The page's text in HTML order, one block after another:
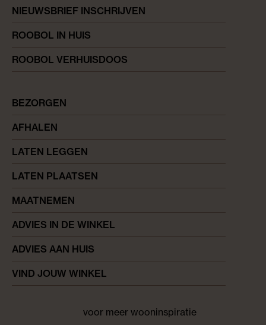
NIEUWSBRIEF INSCHRIJVEN
ROOBOL IN HUIS
ROOBOL VERHUISDOOS
BEZORGEN
AFHALEN
LATEN LEGGEN
LATEN PLAATSEN
MAATNEMEN
ADVIES IN DE WINKEL
ADVIES AAN HUIS
VIND JOUW WINKEL
voor meer wooninspiratie